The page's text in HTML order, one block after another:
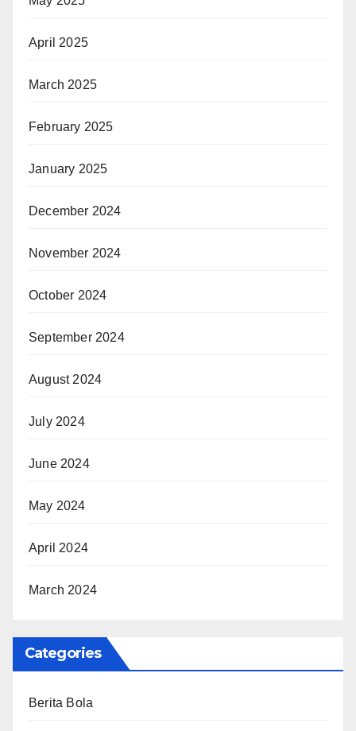
April 2025
March 2025
February 2025
January 2025
December 2024
November 2024
October 2024
September 2024
August 2024
July 2024
June 2024
May 2024
April 2024
March 2024
Categories
Berita Bola